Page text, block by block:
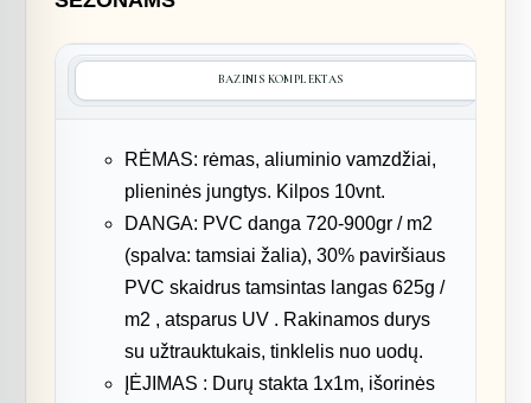
BAZINIS KOMPLEKTAS
RĖMAS: rėmas, aliuminio vamzdžiai,
plieninės jungtys. Kilpos 10vnt.
DANGA: PVC danga 720-900gr / m2
(spalva: tamsiai žalia), 30% paviršiaus
PVC skaidrus tamsintas langas 625g /
m2 , atsparus UV . Rakinamos durys
su užtrauktukais, tinklelis nuo uodų.
ĮĖJIMAS : Durų stakta 1x1m, išorinės